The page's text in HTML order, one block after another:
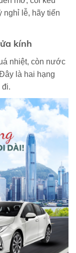
nghỉ lễ, hãy tiến
kính
nhiệt, còn nước
là hai hạng
đi.